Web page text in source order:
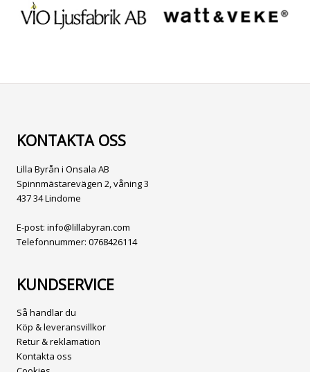
KONTAKTA OSS
Lilla Byrån i Onsala AB
Spinnmästarevägen 2, våning 3
437 34 Lindome
E-post: info@lillabyran.com
Telefonnummer: 0768426114
KUNDSERVICE
Så handlar du
Köp & leveransvillkor
Retur & reklamation
Kontakta oss